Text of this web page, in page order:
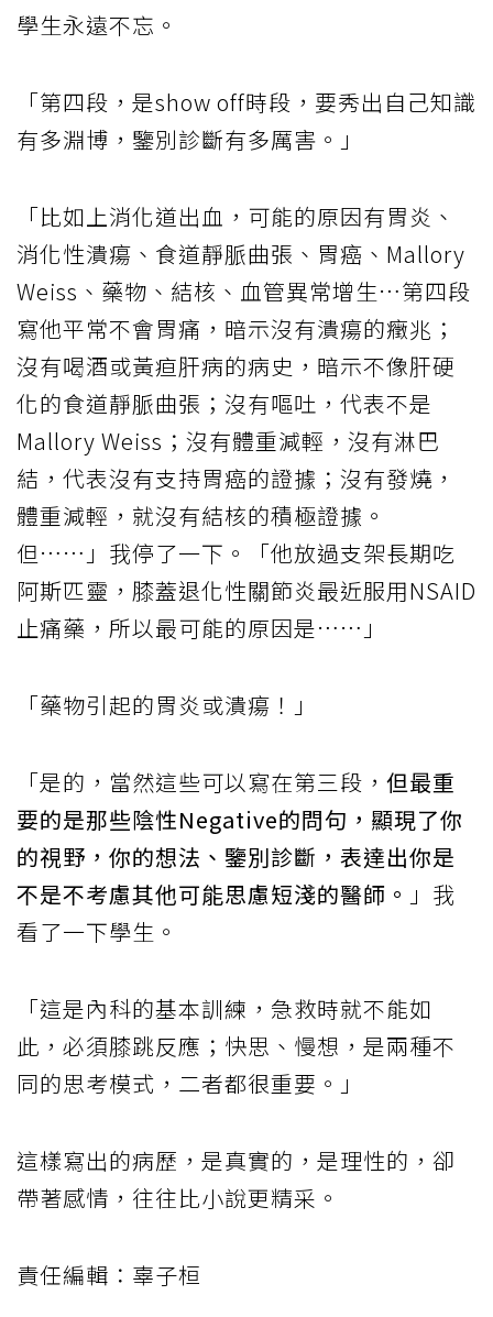
學生永遠不忘。
「第四段，是show off時段，要秀出自己知識
有多淵博，鑒別診斷有多厲害。」
「比如上消化道出血，可能的原因有胃炎、
消化性潰瘍、食道靜脈曲張、胃癌、Mallory
Weiss、藥物、結核、血管異常增生…第四段
寫他平常不會胃痛，暗示沒有潰瘍的癥兆；
沒有喝酒或黃疸肝病的病史，暗示不像肝硬
化的食道靜脈曲張；沒有嘔吐，代表不是
Mallory Weiss；沒有體重減輕，沒有淋巴
結，代表沒有支持胃癌的證據；沒有發燒，
體重減輕，就沒有結核的積極證據。
但……」我停了一下。「他放過支架長期吃
阿斯匹靈，膝蓋退化性關節炎最近服用NSAID
止痛藥，所以最可能的原因是……」
「藥物引起的胃炎或潰瘍！」
「是的，當然這些可以寫在第三段， 但最重
要的是那些陰性Negative的問句，顯現了你
的視野，你的想法、鑒別診斷，表達出你是
不是不考慮其他可能思慮短淺的醫師。 」我
看了一下學生。
「這是內科的基本訓練，急救時就不能如
此，必須膝跳反應；快思、慢想，是兩種不
同的思考模式，二者都很重要。」
這樣寫出的病歷，是真實的，是理性的，卻
帶著感情，往往比小說更精采。
責任編輯：辜子桓